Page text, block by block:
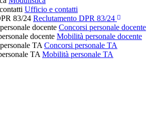
Ufficio e contatti
83/24 Reclutamento DPR 83/24
docente Concorsi personale docente
docente Mobilità personale docente
TA Concorsi personale TA
TA Mobilità personale TA